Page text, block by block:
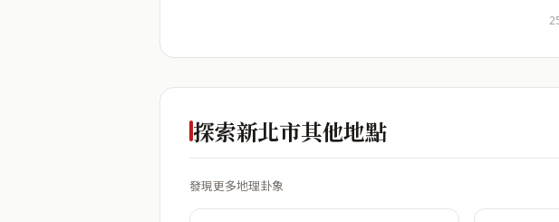
探索新北市其他地點
發現更多地理卦象